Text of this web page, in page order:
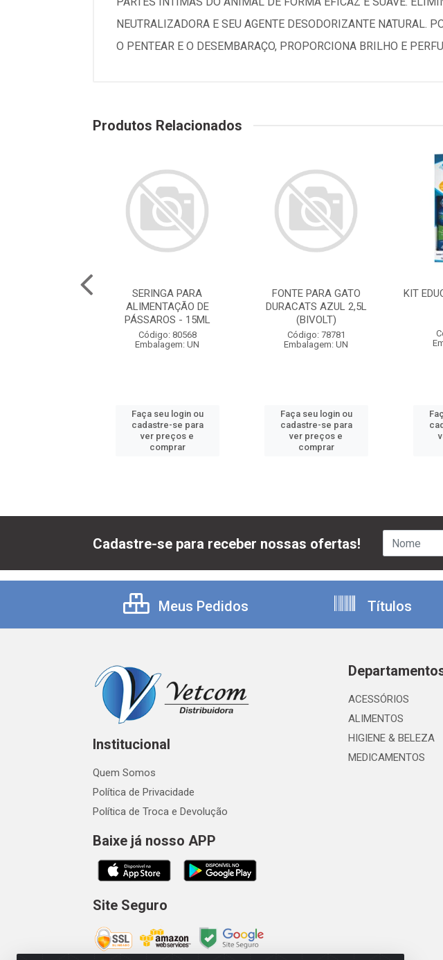
NEUTRALIZADORA E SEU AGENTE DESODORIZANTE NATURAL.
O PENTEAR E O DESEMBARAÇO, PROPORCIONA BRILHO E
Produtos Relacionados
SERINGA PARA
ALIMENTAÇÃO DE
PÁSSAROS - 15ML
Código: 80568
Embalagem: UN
Faça seu login ou
cadastre-se para
ver preços e
comprar
FONTE PARA GATO
DURACATS AZUL 2,5L
(BIVOLT)
Código: 78781
Embalagem: UN
Faça seu login ou
cadastre-se para
ver preços e
comprar
KIT
Cadastre-se para receber nossas ofertas!
Meus Pedidos Títulos
Institucional
Quem Somos
Política de Privacidade
Política de Troca e Devolução
Baixe já nosso APP
Site Seguro
ACESSÓRIOS
ALIMENTOS
HIGIENE & BELEZA
MEDICAMENTOS